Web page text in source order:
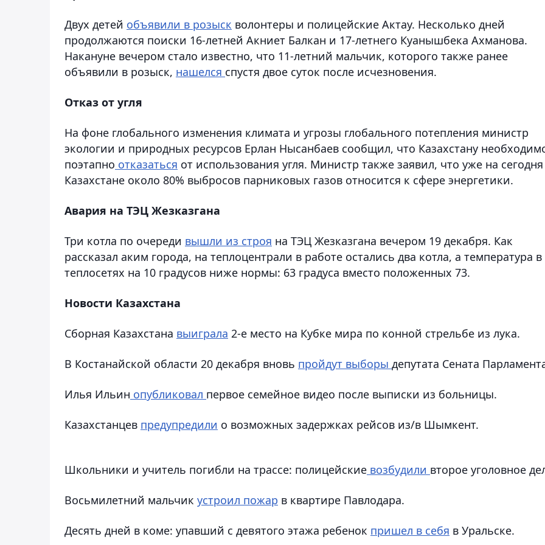
Двух детей объявили в розыск волонтеры и полицейские Актау. Несколько дней
продолжаются поиски 16-летней Акниет Балкан и 17-летнего Куанышбека Ахманова.
Накануне вечером стало известно, что 11-летний мальчик, которого также ранее
объявили в розыск, нашелся спустя двое суток после исчезновения.
Отказ от угля
На фоне глобального изменения климата и угрозы глобального потепления министр
экологии и природных ресурсов Ерлан Нысанбаев сообщил, что Казахстану
поэтапно отказаться от использования угля. Министр также заявил, что уже на
Казахстане около 80% выбросов парниковых газов относится к сфере энергетики.
Авария на ТЭЦ Жезказгана
Три котла по очереди вышли из строя на ТЭЦ Жезказгана вечером 19 декабря. Как
рассказал аким города, на теплоцентрали в работе остались два котла, а температура в
теплосетях на 10 градусов ниже нормы: 63 градуса вместо положенных 73.
Новости Казахстана
Сборная Казахстана выиграла 2-е место на Кубке мира по конной стрельбе из лука.
В Костанайской области 20 декабря вновь пройдут выборы депутата Сената
Илья Ильин опубликовал первое семейное видео после выписки из больницы.
Казахстанцев предупредили о возможных задержках рейсов из/в Шымкент.
Школьники и учитель погибли на трассе: полицейские возбудили второе уголовное
Восьмилетний мальчик устроил пожар в квартире Павлодара.
Десять дней в коме: упавший с девятого этажа ребенок пришел в себя в Уральске.